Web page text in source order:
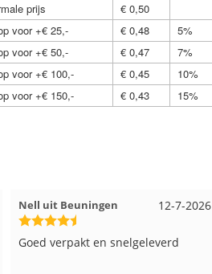
prijs
€ 0,50
voor +€ 25,-
€ 0,48
5%
voor +€ 50,-
€ 0,47
7%
voor +€ 100,-
€ 0,45
10%
voor +€ 150,-
€ 0,43 15%
11-7-2026
Wendy uit Amsterdam
Ruime keus aan viltwol, mooie